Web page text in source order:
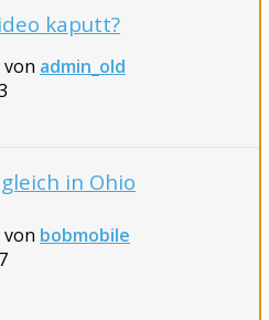
kaputt?
admin_old
in Ohio
bobmobile